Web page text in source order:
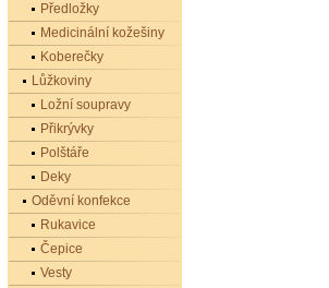
Předložky
Medicinální kožešiny
Koberečky
Lůžkoviny
Ložní soupravy
Přikrývky
Polštáře
Deky
Oděvní konfekce
Rukavice
Čepice
Vesty